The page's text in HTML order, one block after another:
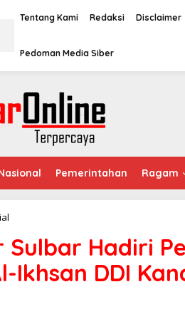
Tentang Kami Redaksi Disclaimer
Pedoman Media Siber
Pemerintahan Ragam
b
eSulbar Hadiri
Ikhsan DDI